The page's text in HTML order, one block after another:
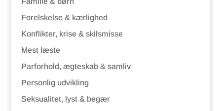
Forelskelse & kærlighed
Konflikter, krise & skilsmisse
Mest læste
Parforhold, ægteskab & samliv
Personlig udvikling
Seksualitet, lyst & begær